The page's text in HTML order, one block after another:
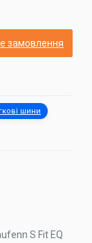
замовлення
шини
S Fit EQ